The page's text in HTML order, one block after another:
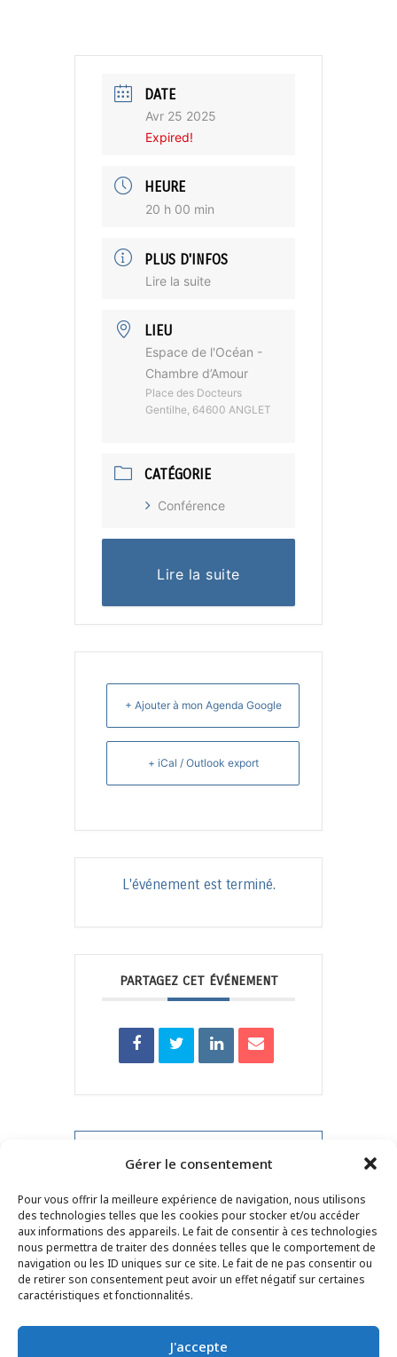
Gérer le consentement
Pour vous offrir la meilleure expérience de navigation, nous utilisons
des technologies telles que les cookies pour stocker et/ou accéder
aux informations des appareils. Le fait de consentir à ces technologies
nous permettra de traiter des données telles que le comportement de
navigation ou les ID uniques sur ce site. Le fait de ne pas consentir ou
de retirer son consentement peut avoir un effet négatif sur certaines
caractéristiques et fonctionnalités.
J'accepte
DATE
Avr 25 2025
Expired!
HEURE
20 h 00 min
PLUS D'INFOS
Lire la suite
LIEU
Espace de l'Océan -
Chambre d’Amour
Place des Docteurs
Gentilhe, 64600 ANGLET
CATÉGORIE
Conférence
Lire la suite
+ Ajouter à mon Agenda Google
+ iCal / Outlook export
L'événement est terminé.
PARTAGEZ CET ÉVÉNEMENT
NXT Event
CONTACT–MENTIONS LÉGALES